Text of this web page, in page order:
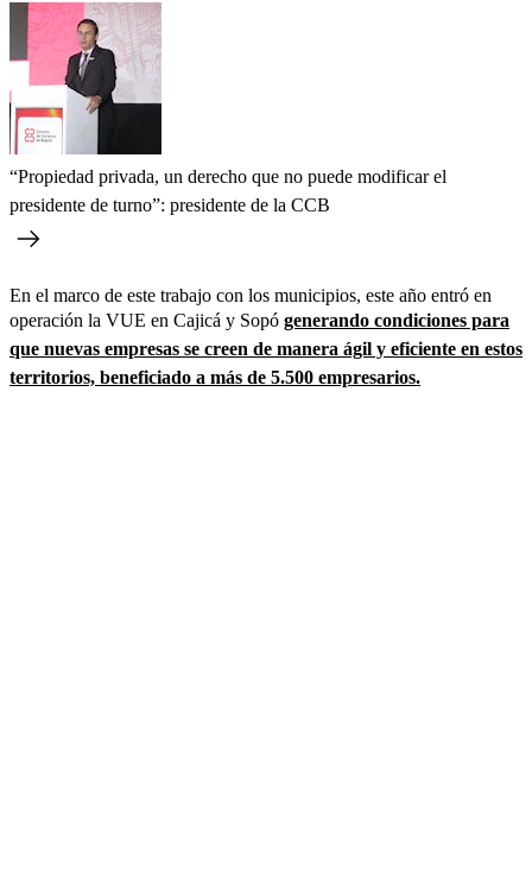
“Propiedad privada, un derecho que no puede modificar el
presidente de turno”: presidente de la CCB
En el marco de este trabajo con los municipios, este año entró en
operación la VUE en Cajicá y Sopó generando condiciones para
que nuevas empresas se creen de manera ágil y eficiente en estos
territorios, beneficiado a más de 5.500 empresarios.